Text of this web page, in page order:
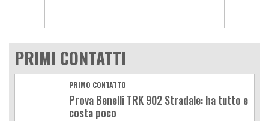
PRIMI CONTATTI
PRIMO CONTATTO
Prova Benelli TRK 902 Stradale: ha tutto e
costa poco